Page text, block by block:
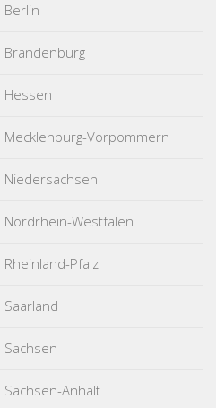
Berlin
Brandenburg
Hessen
Vorpommern
Niedersachsen
Nordrhein-Westfalen
Pfalz
Anhalt